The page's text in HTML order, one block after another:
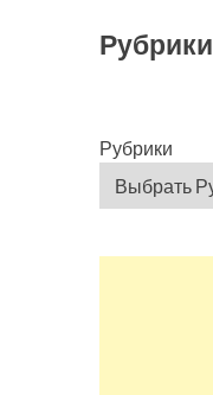
Рубрики
Рубрики